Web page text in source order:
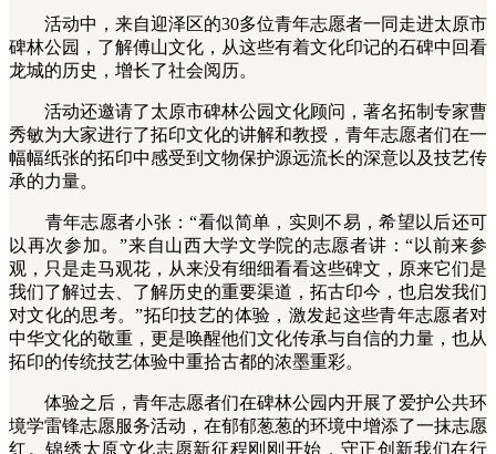
活动中，来自迎泽区的30多位青年志愿者一同走进太原市
碑林公园，了解傅山文化，从这些有着文化印记的石碑中回看
龙城的历史，增长了社会阅历。
活动还邀请了太原市碑林公园文化顾问，著名拓制专家曹
秀敏为大家进行了拓印文化的讲解和教授，青年志愿者们在一
幅幅纸张的拓印中感受到文物保护源远流长的深意以及技艺传
承的力量。
青年志愿者小张：“看似简单，实则不易，希望以后还可
以再次参加。”来自山西大学文学院的志愿者讲：“以前来参
观，只是走马观花，从来没有细细看看这些碑文，原来它们是
我们了解过去、了解历史的重要渠道，拓古印今，也启发我们
对文化的思考。”拓印技艺的体验，激发起这些青年志愿者对
中华文化的敬重，更是唤醒他们文化传承与自信的力量，也从
拓印的传统技艺体验中重拾古都的浓墨重彩。
体验之后，青年志愿者们在碑林公园内开展了爱护公共环
境学雷锋志愿服务活动，在郁郁葱葱的环境中增添了一抹志愿
红。锦绣太原文化志愿新征程刚刚开始，守正创新我们在行